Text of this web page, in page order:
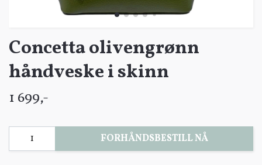
Concetta olivengrønn
håndveske i skinn
1 699,-
FORHÅNDSBESTILL NÅ